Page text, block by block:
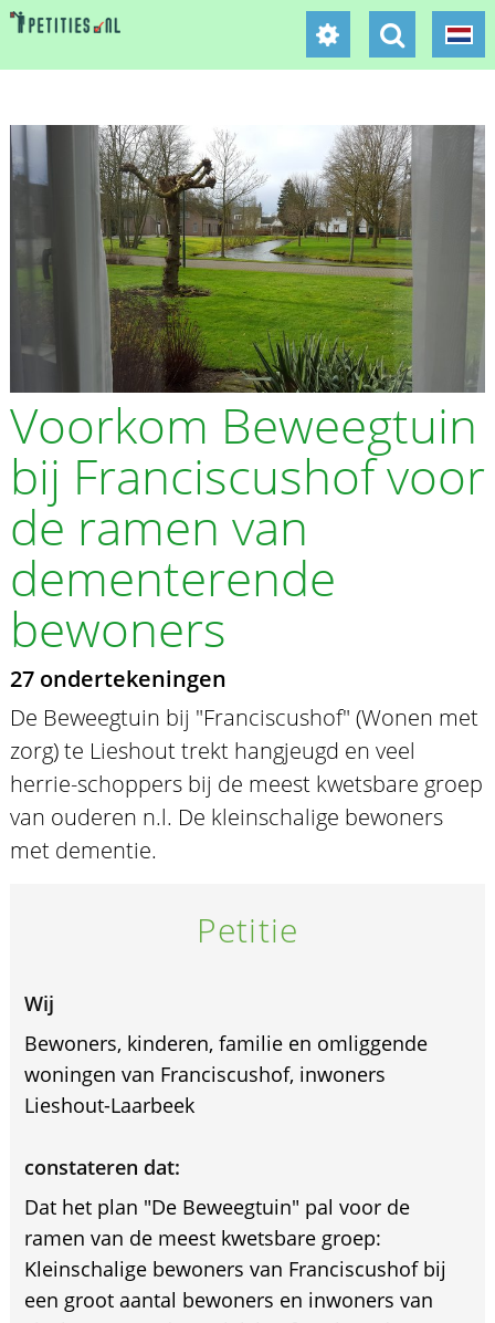
Voorkom Beweegtuin
bij Franciscushof voor
de ramen van
dementerende
bewoners
27 ondertekeningen
De Beweegtuin bij "Franciscushof" (Wonen met
zorg) te Lieshout trekt hangjeugd en veel
herrie-schoppers bij de meest kwetsbare groep
van ouderen n.l. De kleinschalige bewoners
met dementie.
Petitie
Wij
Bewoners, kinderen, familie en omliggende
woningen van Franciscushof, inwoners
Lieshout-Laarbeek
constateren dat:
Dat het plan "De Beweegtuin" pal voor de
ramen van de meest kwetsbare groep:
Kleinschalige bewoners van Franciscushof bij
een groot aantal bewoners en inwoners van